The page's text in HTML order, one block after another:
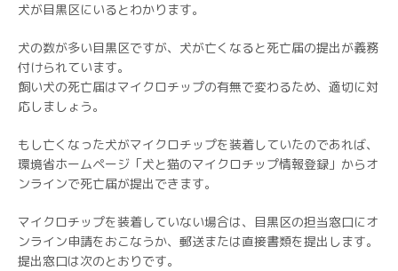
犬が目黒区にいるとわかります。
犬の数が多い目黒区ですが、犬が亡くなると死亡届の提出が義務
付けられています。
飼い犬の死亡届はマイクロチップの有無で変わるため、適切に対
応しましょう。
もし亡くなった犬がマイクロチップを装着していたのであれば、
環境省ホームページ「犬と猫のマイクロチップ情報登録」からオ
ンラインで死亡届が提出できます。
マイクロチップを装着していない場合は、目黒区の担当窓口にオ
ンライン申請をおこなうか、郵送または直接書類を提出します。
提出窓口は次のとおりです。